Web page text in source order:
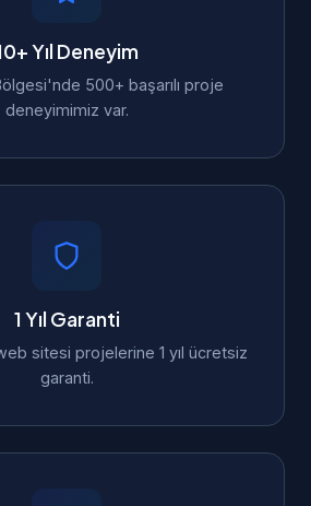
Yıl Deneyim
500+ başarılı proje
deneyimimiz var.
1 Yıl Garanti
sitesi projelerine 1 yıl ücretsiz
garanti.